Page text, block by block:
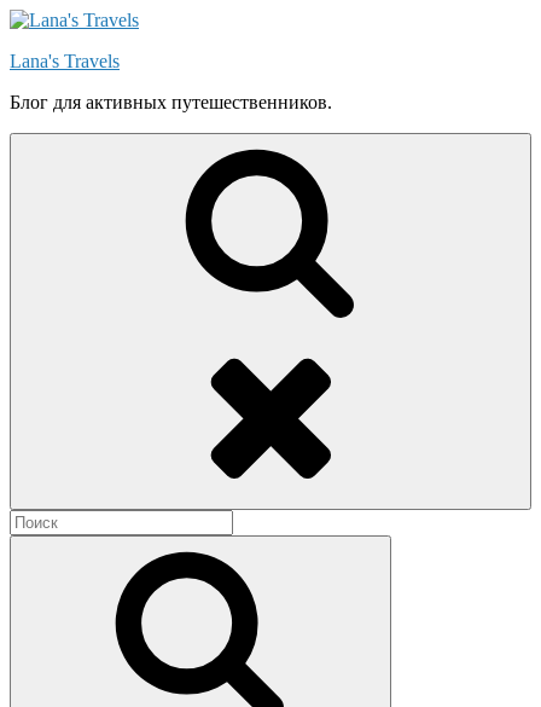
Skip
content
Lana's Travels
Блог для активных путешественников.
Search
for: